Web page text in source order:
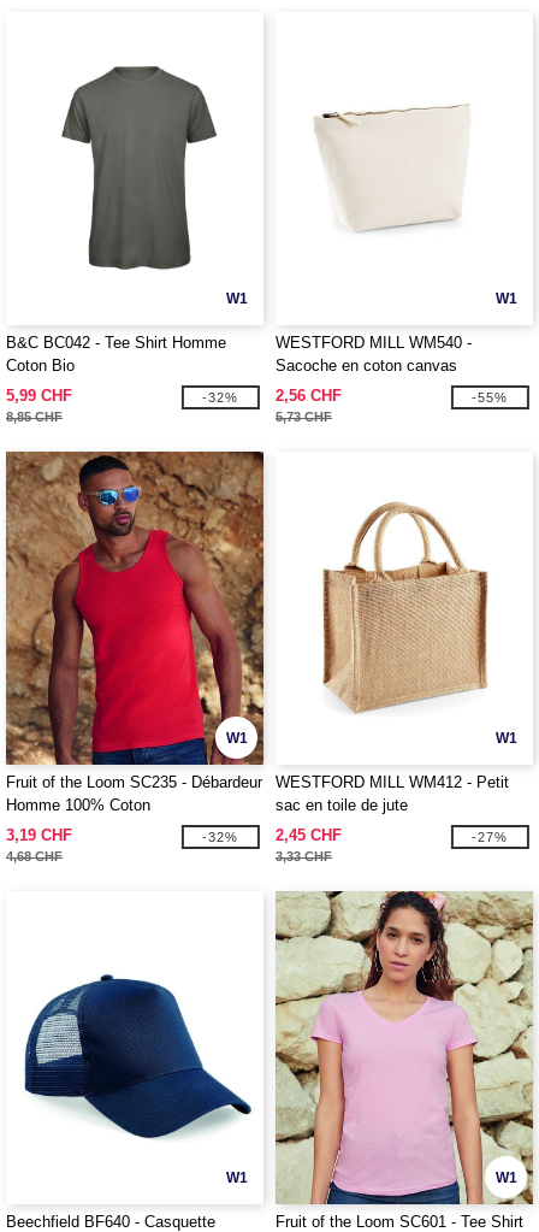
W1
B&C BC042 - Tee Shirt Homme
Coton Bio
5,99 CHF
8,85 CHF
-32%
W1
WESTFORD MILL WM540 -
Sacoche en coton canvas
2,56 CHF
5,73 CHF
-55%
W1
Fruit of the Loom SC235 - Débardeur
Homme 100% Coton
3,19 CHF
4,68 CHF
-32%
W1
WESTFORD MILL WM412 - Petit
sac en toile de jute
2,45 CHF
3,33 CHF
-27%
W1
Beechfield BF640 - Casquette
W1
Fruit of the Loom SC601 - Tee Shirt